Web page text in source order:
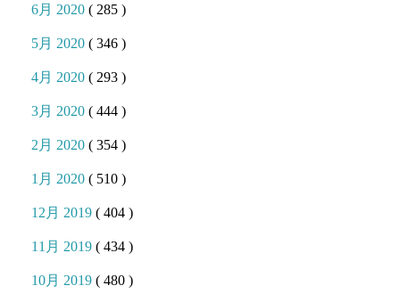
6月 2020( 285 )
5月 2020( 346 )
4月 2020( 293 )
3月 2020( 444 )
2月 2020( 354 )
1月 2020( 510 )
12月 2019( 404 )
11月 2019( 434 )
10月 2019( 480 )